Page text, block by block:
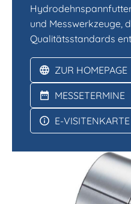
und Messwerkzeuge,
Qualitätsstandards
ZUR HOMEPAGE
MESSETERMINE
E-VISITENKARTE